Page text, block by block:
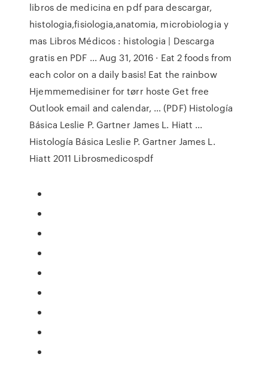
libros de medicina en pdf para descargar,
histologia,fisiologia,anatomia, microbiologia y
mas Libros Médicos : histologia | Descarga
gratis en PDF ... Aug 31, 2016 · Eat 2 foods from
each color on a daily basis! Eat the rainbow
Hjemmemedisiner for tørr hoste Get free
Outlook email and calendar, … (PDF) Histología
Básica Leslie P. Gartner James L. Hiatt ...
Histología Básica Leslie P. Gartner James L.
Hiatt 2011 Librosmedicospdf